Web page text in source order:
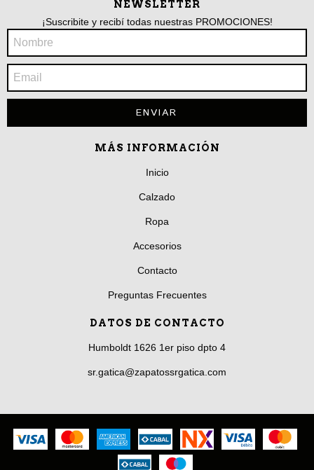
NEWSLETTER
¡Suscribite y recibí todas nuestras PROMOCIONES!
MÁS INFORMACIÓN
Inicio
Calzado
Ropa
Accesorios
Contacto
Preguntas Frecuentes
DATOS DE CONTACTO
Humboldt 1626 1er piso dpto 4
sr.gatica@zapatossrgatica.com